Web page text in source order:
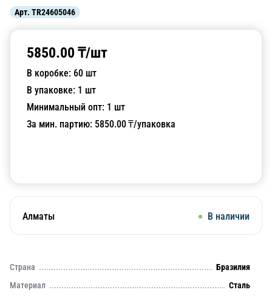
Арт. TR24605046
5850.00 ₸/шт
В коробке: 60 шт
В упаковке: 1 шт
Минимальный опт: 1 шт
За мин. партию: 5850.00₸/упаковка
Алматы В наличии
Страна
Бразилия
Материал
Сталь